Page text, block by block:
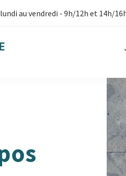
au vendredi - 9h/12h et 14h/